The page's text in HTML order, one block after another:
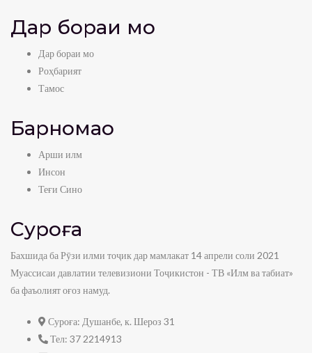
Дар бораи мо
Дар бораи мо
Роҳбарият
Тамос
Барномаҳо
Арши илм
Инсон
Теғи Сино
Суроға
Бахшида ба Рӯзи илми тоҷик дар мамлакат 14 апрели соли 2021
Муассисаи давлатии телевизиони Тоҷикистон - ТВ «Илм ва табиат»
ба фаъолият оғоз намуд.
Суроға: Душанбе, к. Шероз 31
Тел: 37 2214913